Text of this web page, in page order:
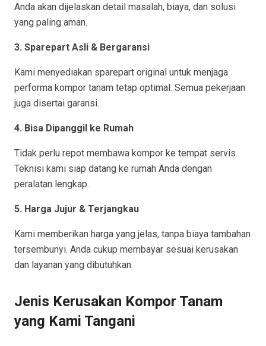
Anda akan dijelaskan detail masalah, biaya, dan solusi
yang paling aman.
3. Sparepart Asli & Bergaransi
Kami menyediakan sparepart original untuk menjaga
performa kompor tanam tetap optimal. Semua pekerjaan
juga disertai garansi.
4. Bisa Dipanggil ke Rumah
Tidak perlu repot membawa kompor ke tempat servis.
Teknisi kami siap datang ke rumah Anda dengan
peralatan lengkap.
5. Harga Jujur & Terjangkau
Kami memberikan harga yang jelas, tanpa biaya tambahan
tersembunyi. Anda cukup membayar sesuai kerusakan
dan layanan yang dibutuhkan.
Jenis Kerusakan Kompor Tanam
yang Kami Tangani